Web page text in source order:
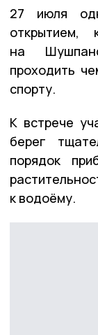
27 июля
открытием,
на
проходить
спорту.
К встрече
берег
порядок
к водоёму.